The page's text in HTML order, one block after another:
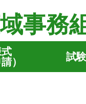
事務
）
試